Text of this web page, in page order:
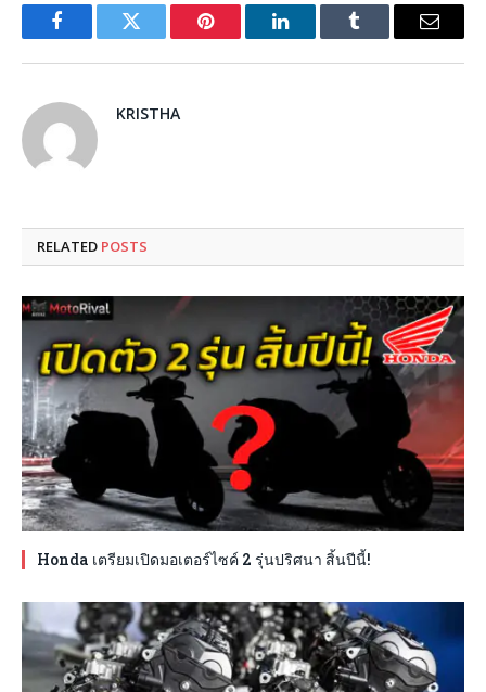
FacebookTwitter Pinterest LinkedInTumblr Email
KRISTHA
RELATED POSTS
Honda เตรียมเปิดมอเตอร์ไซค์ 2 รุ่นปริศนา สิ้นปีนี้!